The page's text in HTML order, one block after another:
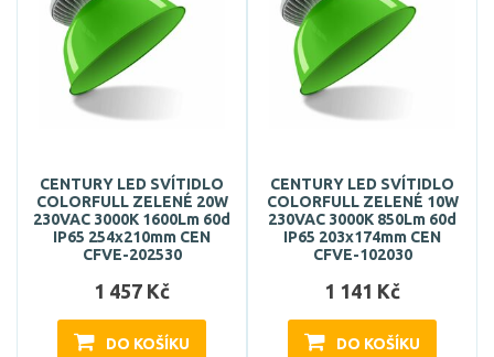
CENTURY LED SVÍTIDLO
COLORFULL ZELENÉ 20W
230VAC 3000K 1600Lm 60d
IP65 254x210mm CEN
CFVE-202530
1 457 Kč
DO KOŠÍKU
CENTURY LED SVÍTIDLO
COLORFULL ZELENÉ 10W
230VAC 3000K 850Lm 60d
IP65 203x174mm CEN
CFVE-102030
1 141 Kč
DO KOŠÍKU